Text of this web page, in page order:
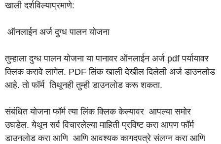
खाली दर्शविल्याप्रमाणे:
ऑनलाईन अर्ज दुग्ध पालन योजना
तुम्हाला दुग्ध पालन योजना या पानावर ऑनलाईन अर्ज pdf पर्यायावर
क्लिक करावे लागेल. PDF लिंक खाली देखील दिलेली अर्ज डाउनलोड
आहे. तो फॉर्म तिथूनही तुम्ही डाउनलोड करू शकता.
संबंधित योजना फॉर्म त्या लिंक क्लिक केल्यावर आपल्या समोर
उघडेल. येथून सर्व विचारलेल्या माहिती प्रविष्ट करा आपण फॉर्म
डाउनलोड करा आणि आणि आवश्यक कागदपत्रे संलग्न करा आणि